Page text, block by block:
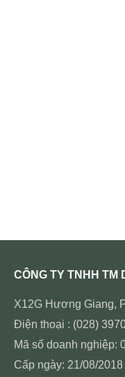
CÔNG TY TNHH TM
X12G Hương Giang,
Điện thoại : (028)
Mã số doanh nghiệp:
Cấp ngày: 21/08/2018